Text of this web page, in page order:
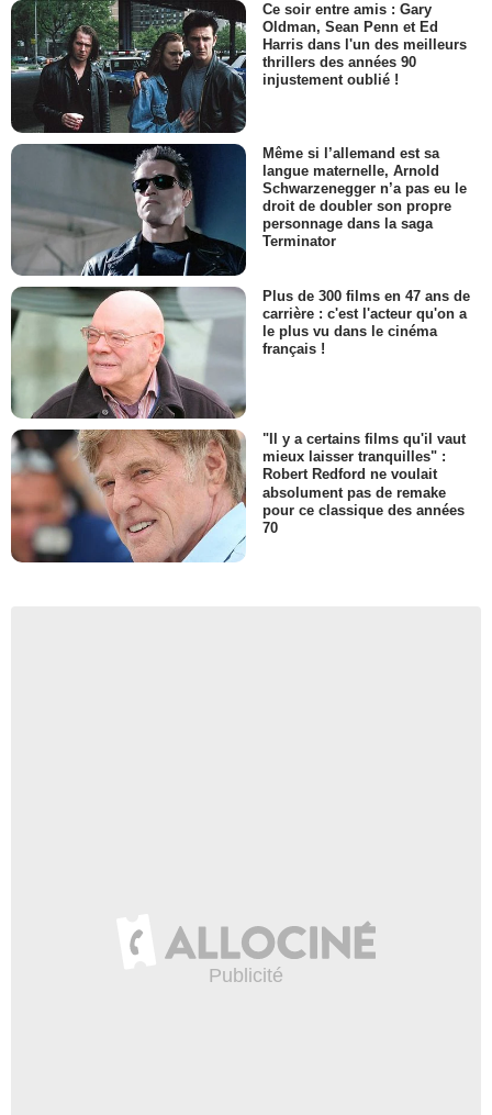
Ce soir entre amis : Gary
Oldman, Sean Penn et Ed
Harris dans l'un des meilleurs
thrillers des années 90
injustement oublié !
Même si l’allemand est sa
langue maternelle, Arnold
Schwarzenegger n’a pas eu le
droit de doubler son propre
personnage dans la saga
Terminator
Plus de 300 films en 47 ans de
carrière : c'est l'acteur qu'on a
le plus vu dans le cinéma
français !
"Il y a certains films qu'il vaut
mieux laisser tranquilles" :
Robert Redford ne voulait
absolument pas de remake
pour ce classique des années
70